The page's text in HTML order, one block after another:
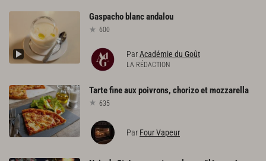
Gaspacho blancandalou
600
ParAcadémie du Goût
LA RÉDACTION
Tartefineauxpoivrons, chorizoetmozzarella
635
Par Four Vapeur